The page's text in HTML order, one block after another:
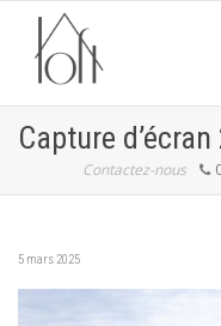
Capture
Contactez-nous
5 mars 2025